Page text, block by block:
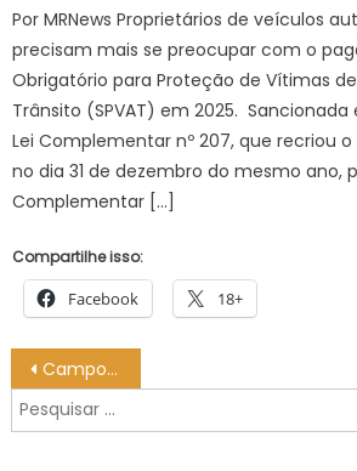
Por MRNews Proprietários de veículos
precisam mais se preocupar com o
Obrigatório para Proteção de Vítimas
Trânsito (SPVAT) em 2025.
Lei Complementar nº 207, que recriou o
no dia 31 de dezembro do mesmo ano,
Complementar […]
Compartilhe isso:
Facebook 18+
Navegação
de
Post
Campo Grande realiza Dia D da Campanha de Multivacinação neste sábado (18)
Pesquisar
por: